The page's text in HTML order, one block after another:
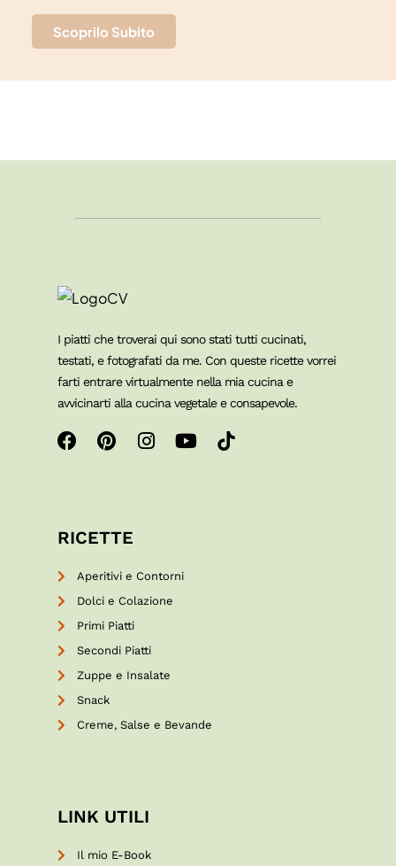
Scoprilo Subito
I piatti che troverai qui sono stati tutti cucinati,
testati, e fotografati da me. Con queste ricette vorrei
farti entrare virtualmente nella mia cucina e
avvicinarti alla cucina vegetale e consapevole.
RICETTE
Aperitivi e Contorni
Dolci e Colazione
Primi Piatti
Secondi Piatti
Zuppe e Insalate
Snack
Creme, Salse e Bevande
LINK UTILI
Il mio E-Book